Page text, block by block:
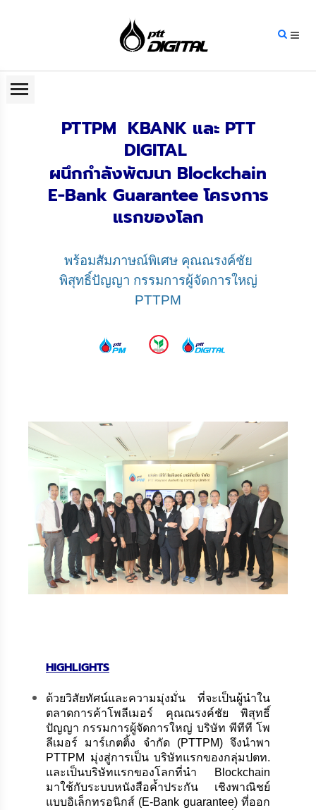
PTTPM KBANK และ PTT
DIGITAL
ผนึกกำลังพัฒนา Blockchain
E-Bank Guarantee โครงการ
แรกของโลก
พร้อมสัมภาษณ์พิเศษ คุณณรงค์ชัย
พิสุทธิ์ปัญญา กรรมการผู้จัดการใหญ่
PTTPM
HIGHLIGHTS
ด้วยวิสัยทัศน์และความมุ่งมั่น ที่จะเป็นผู้นำใน
ตลาดการค้าโพลีเมอร์ คุณณรงค์ชัย พิสุทธิ์
ปัญญา กรรมการผู้จัดการใหญ่ บริษัท พีทีที โพ
ลีเมอร์ มาร์เกตติ้ง จำกัด (PTTPM) จึงนำพา
PTTPM มุ่งสู่การเป็น บริษัทแรกของกลุ่มปตท.
และเป็นบริษัทแรกของโลกที่นำ Blockchain
มาใช้กับระบบหนังสือค้ำประกัน เชิงพาณิชย์
แบบอิเล็กทรอนิกส์ (E-Bank guarantee) ที่ออก